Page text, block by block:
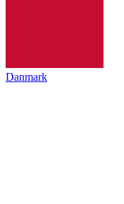
Danmark